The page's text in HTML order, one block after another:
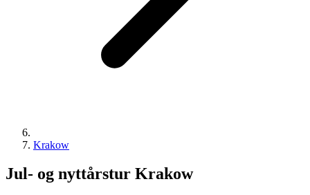
Krakow
Jul- og nyttårstur Krakow